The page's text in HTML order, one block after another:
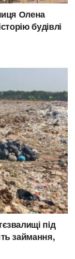
Олена
будівлі
під
займання,